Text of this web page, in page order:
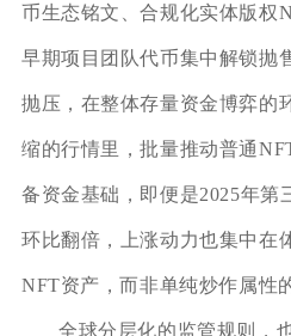
币生态铭文、合规化实体版权
早期项目团队代币集中解锁抛
抛压，在整体存量资金博弈的
缩的行情里，批量推动普通
备资金基础，即便是2025年第
环比翻倍，上涨动力也集中在
NFT资产，而非单纯炒作属性
全球分层化的监管规则，